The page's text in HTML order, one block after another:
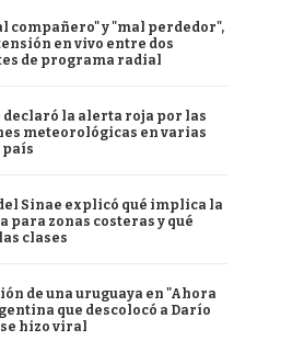
compañero" y "mal perdedor",
en vivo entre dos
de programa radial
declaró la alerta roja por las
meteorológicas en varias
país
Sinae explicó qué implica la
para zonas costeras y qué
clases
de una uruguaya en "Ahora
que descolocó a Darío
hizo viral